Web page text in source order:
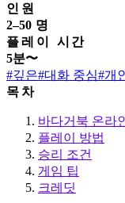
인원
2–50 명
플레이 시간
5분〜
#깊은#대화 중심#개
목차
바다거북 온라
플레이 방법
승리 조건
게임 팁
크레딧